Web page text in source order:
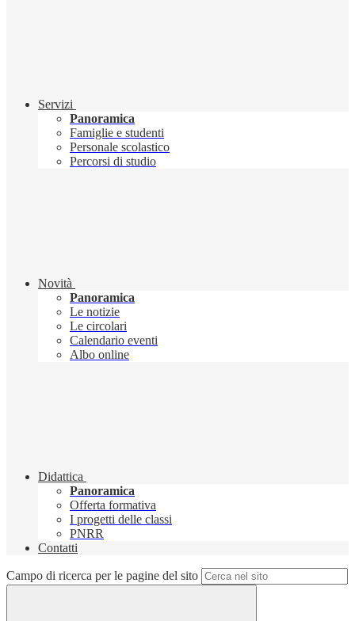
Servizi
Panoramica
Famiglie e studenti
Personale scolastico
Percorsi di studio
Novità
Panoramica
Le notizie
Le circolari
Calendario eventi
Albo online
Didattica
Panoramica
Offerta formativa
I progetti delle classi
PNRR
Contatti
Campo di ricerca per le pagine del sito